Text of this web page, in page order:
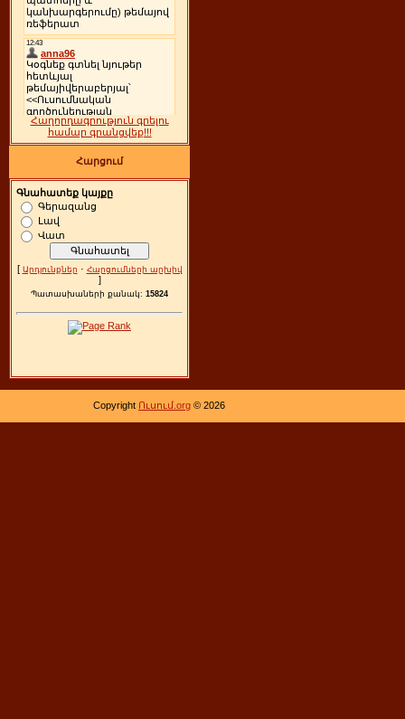
Հաղորդագրություն գրելու
համար գրանցվեք!!!
Հարցում
Գնահատեք կայքը
Գերազանց
Լավ
Վատ
[ Արդյունքներ · Հարցումների արխիվ
]
Պատասխաների քանակ: 15824
Copyright Ուսում.org © 2026